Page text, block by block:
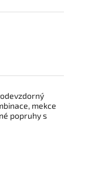
mekce
popruhy s